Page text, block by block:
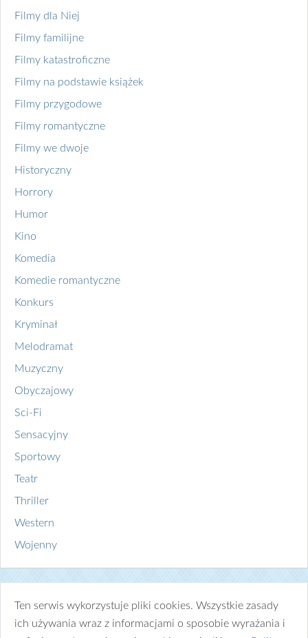
Filmy dla Niej
Filmy familijne
Filmy katastroficzne
Filmy na podstawie książek
Filmy przygodowe
Filmy romantyczne
Filmy we dwoje
Historyczny
Horrory
Humor
Kino
Komedia
Komedie romantyczne
Konkurs
Kryminał
Melodramat
Muzyczny
Obyczajowy
Sci-Fi
Sensacyjny
Sportowy
Teatr
Thriller
Western
Wojenny
Ten serwis wykorzystuje pliki cookies. Wszystkie zasady
ich używania wraz z informacjami o sposobie wyrażania i